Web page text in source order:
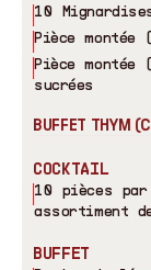
10
Pièce montée
Pièce
sucrées
BUFFET THYM
COCKTAIL
10 pièces
assortiment
BUFFET